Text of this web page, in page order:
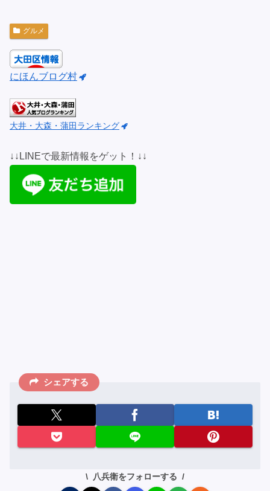
グルメ
にほんブログ村
大井・大森・蒲田ランキング
↓↓LINEで最新情報をゲット！↓↓
シェアする
八兵衛をフォローする